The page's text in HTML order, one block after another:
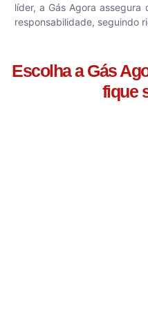
líder, a Gás Agora
responsabilidade, seguindo
Escolha a Gás
fique